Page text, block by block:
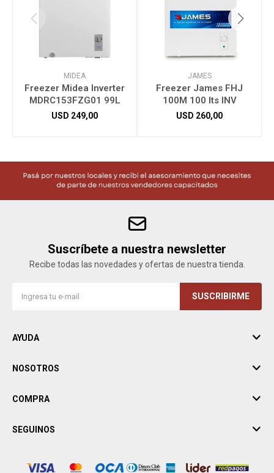
MIDEA
Freezer Midea Inverter
MDRC153FZG01 99L
USD 249,00
JAMES
Freezer James FHJ
100M 100 lts INV
USD 260,00
Suscríbete a nuestra newsletter
Recibe todas las novedades y ofertas de nuestra tienda.
SUSCRIBIRME
AYUDA
NOSOTROS
COMPRA
SEGUINOS